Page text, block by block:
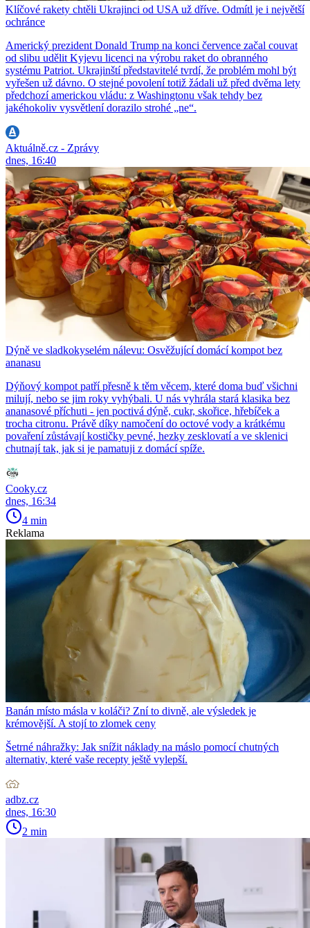
Klíčové rakety chtěli Ukrajinci od USA už dříve. Odmítl je i největší
ochránce
Americký prezident Donald Trump na konci července začal couvat
od slibu udělit Kyjevu licenci na výrobu raket do obranného
systému Patriot. Ukrajinští představitelé tvrdí, že problém mohl být
vyřešen už dávno. O stejné povolení totiž žádali už před dvěma lety
předchozí americkou vládu: z Washingtonu však tehdy bez
jakéhokoliv vysvětlení dorazilo strohé „ne“.
Aktuálně.cz - Zprávy
dnes, 16:40
Dýně ve sladkokyselém nálevu: Osvěžující domácí kompot bez
ananasu
Dýňový kompot patří přesně k těm věcem, které doma buď všichni
milují, nebo se jim roky vyhýbali. U nás vyhrála stará klasika bez
ananasové příchuti - jen poctivá dýně, cukr, skořice, hřebíček a
trocha citronu. Právě díky namočení do octové vody a krátkému
povaření zůstávají kostičky pevné, hezky zesklovatí a ve sklenici
chutnají tak, jak si je pamatuji z domácí spíže.
Cooky.cz
dnes, 16:34
4 min
Reklama
Banán místo másla v koláči? Zní to divně, ale výsledek je
krémovější. A stojí to zlomek ceny
Šetrné náhražky: Jak snížit náklady na máslo pomocí chutných
alternativ, které vaše recepty ještě vylepší.
adbz.cz
dnes, 16:30
2 min